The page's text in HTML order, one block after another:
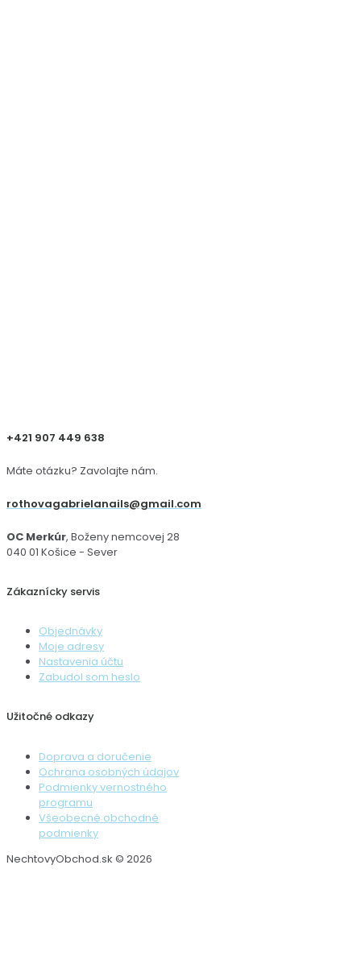
+421 907 449 638
Máte otázku? Zavolajte nám.
rothovagabrielanails@gmail.com
OC Merkúr, Boženy nemcovej 28
040 01 Košice - Sever
Zákaznícky servis
Objednávky
Moje adresy
Nastavenia účtu
Zabudol som heslo
Užitočné odkazy
Doprava a doručenie
Ochrana osobných údajov
Podmienky vernostného
programu
Všeobecné obchodné
podmienky
NechtovyObchod.sk © 2026